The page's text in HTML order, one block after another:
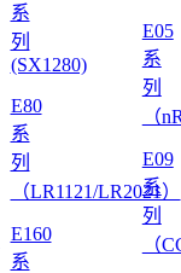
系
列
(SX1280)
E80
系
列
（LR1121/LR2021）
E160
系
E05
系
列
（
E09
系
列
（